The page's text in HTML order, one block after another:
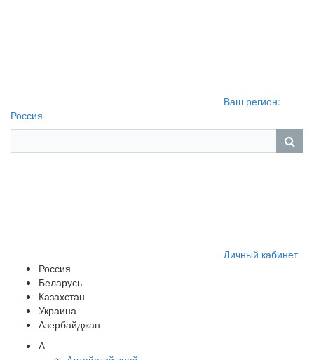
Ваш регион:
Россия
Личный кабинет
Россия
Беларусь
Казахстан
Украина
Азербайджан
А